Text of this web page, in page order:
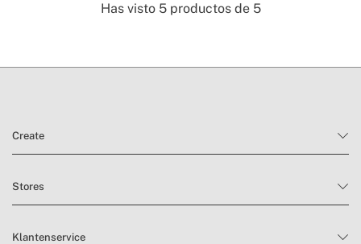
Has visto 5productos de 5
Create
Stores
Klantenservice